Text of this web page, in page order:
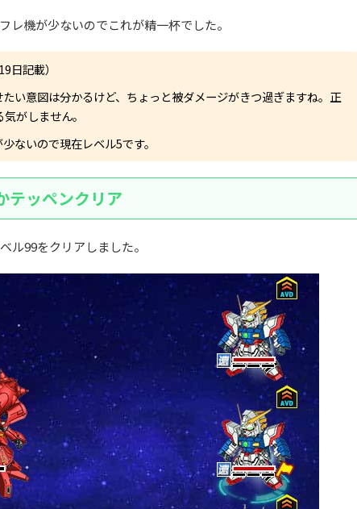
レ機が少ないのでこれが精一杯でした。
日記載）
い意図は分かるけど、ちょっと被ダメージがきつ過ぎますね。正
がしません。
ないので現在レベル5です。
テッペンクリア
ル99をクリアしました。